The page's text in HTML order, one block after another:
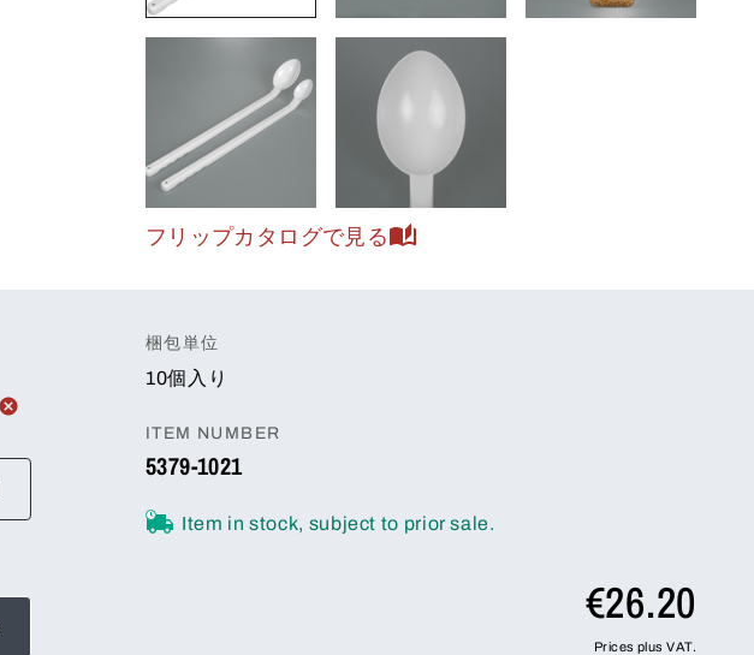
フリップカタログで見る
梱包単位
10個入り
ITEM NUMBER
5379-1021
Item in stock, subject to prior sale.
€26.20
Prices plus VAT.